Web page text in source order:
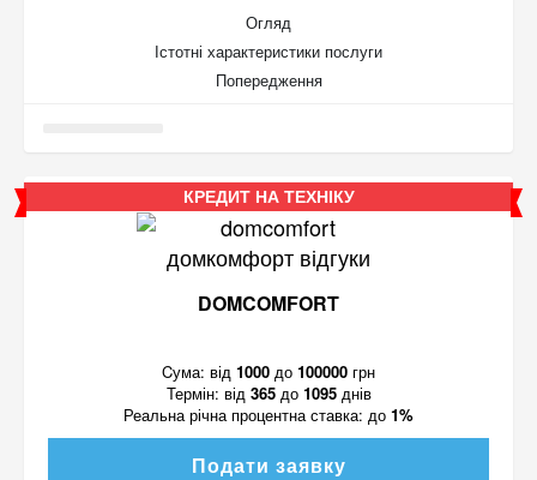
Огляд
Істотні характеристики послуги
Попередження
КРЕДИТ НА ТЕХНІКУ
DOMCOMFORT
Cума: від 1000 до 100000 грн
Термін: від 365до 1095днів
Реальна річна процентна ставка: до 1%
Подати заявку